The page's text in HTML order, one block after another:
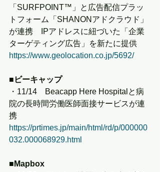
「SURFPOINT™」と広告配信プラッ
トフォーム「SHANONアドクラウド」
が連携　IPアドレスに紐づいた「企業
ターゲティング広告」を新たに提供
https://www.geolocation.co.jp/5692/
■ビーキャップ
・11/14　Beacapp Here Hospitalと病
院の長時間労働医師面接サービスが連
携
https://prtimes.jp/main/html/rd/p/000000
032.000068929.html
■Mapbox